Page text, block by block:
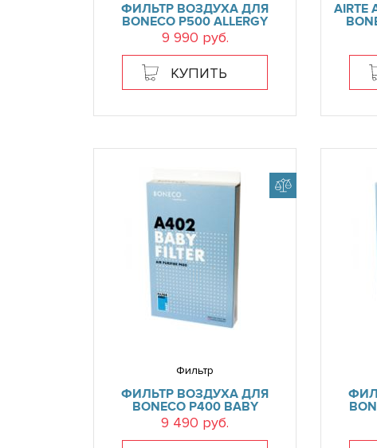
ФИЛЬТР ВОЗДУХА ДЛЯ
BONECO P500 ALLERGY
9 990 руб.
КУПИТЬ
Фильтр
ФИЛЬТР ВОЗДУХА ДЛЯ
BONECO P400 BABY
9 490 руб.